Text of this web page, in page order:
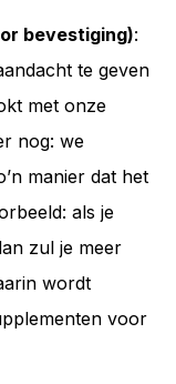
bevestiging):
te geven
met onze
nog: we
manier dat het
als je
zul je meer
wordt
voor